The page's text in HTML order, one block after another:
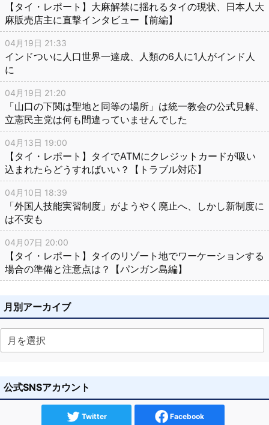
【タイ・レポート】大麻解禁に揺れるタイの現状、日本人大
麻販売店主に直撃インタビュー【前編】
04月19日 21:33
インドついに人口世界一達成、人類の6人に1人がインド人
に
04月19日 21:20
「山口の下関は聖地と同等の場所」は統一教会の公式見解、
立憲民主党は何も間違っていませんでした
04月13日 19:00
【タイ・レポート】タイでATMにクレジットカードが吸い
込まれたらどうすればいい？【トラブル対応】
04月10日 18:39
「外国人技能実習制度」がようやく廃止へ、しかし新制度に
は不安も
04月07日 20:00
【タイ・レポート】タイのリゾート地でワーケーションする
場合の準備と注意点は？【パンガン島編】
月別アーカイブ
公式SNSアカウント
Twitter Facebook